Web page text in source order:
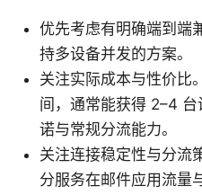
优先考虑有明确端到端
持多设备并发的方案。
关注实际成本与性价比
间，通常能获得 2–4
诺与常规分流能力。
关注连接稳定性与分流
分服务在邮件应用流量